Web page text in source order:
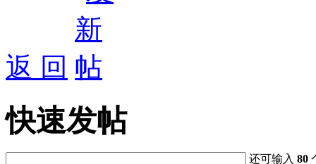
返 回
快速发帖
还可输入80